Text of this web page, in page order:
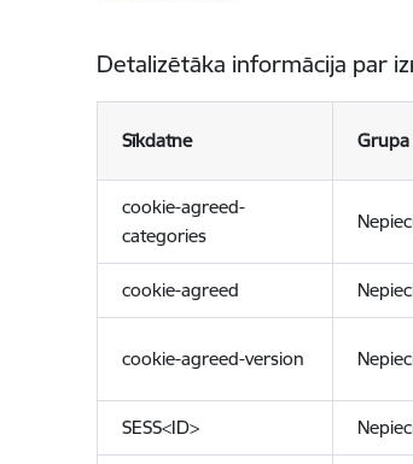
Detalizētāka informācija par
Sīkdatne Grupa
cookie-agreed-
categories
cookie-agreed
cookie-agreed-version
SESS<ID>